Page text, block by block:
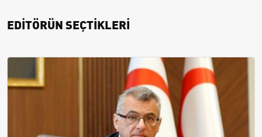
EDİTÖRÜN SEÇTİKLERİ